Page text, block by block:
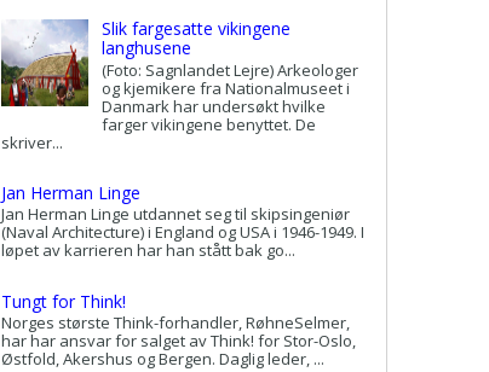
Slik fargesatte vikingene
langhusene
(Foto: Sagnlandet Lejre) Arkeologer
og kjemikere fra Nationalmuseet i
Danmark har undersøkt hvilke
farger vikingene benyttet. De
skriver...
Jan Herman Linge
Jan Herman Linge utdannet seg til skipsingeniør
(Naval Architecture) i England og USA i 1946-1949. I
løpet av karrieren har han stått bak go...
Tungt for Think!
Norges største Think-forhandler, RøhneSelmer,
har har ansvar for salget av Think! for Stor-Oslo,
Østfold, Akershus og Bergen. Daglig leder, ...